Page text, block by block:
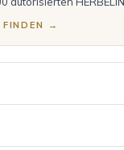
FINDEN →